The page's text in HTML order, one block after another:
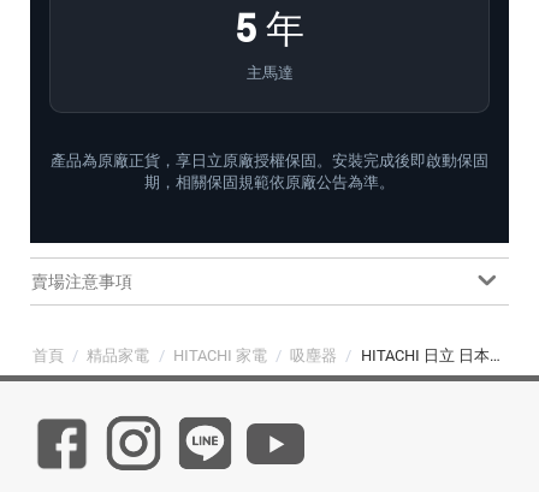
5 年
主馬達
產品為原廠正貨，享日立原廠授權保固。安裝完成後即啟動保固
期，相關保固規範依原廠公告為準。
賣場注意事項
首頁 / 精品家電 / HITACHI 家電 / 吸塵器 / HITACHI 日立 日本原裝紙袋型吸塵器 (CV-CK4T 560W)